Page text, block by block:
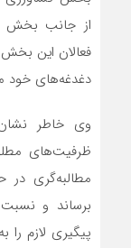
از جانب بخش
فعالان این بخش
دغدغه‌های خود
وی خاطر نشان
ظرفیت‌های
مطالبه‌گری در
برساند و
پیگیری لازم را